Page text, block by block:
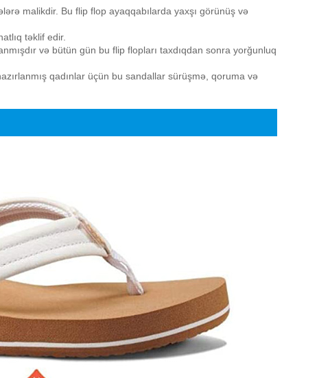
malikdir. Bu flip flop ayaqqabılarda yaxşı görünüş və
təklif edir.
və bütün gün bu flip flopları taxdıqdan sonra yorğunluq
qadınlar üçün bu sandallar sürüşmə, qoruma və